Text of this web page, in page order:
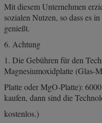
Mit diesem Unternehmen
sozialen Nutzen, so dass es
genießt.
6. Achtung
1. Die Gebühren für den
Magnesiumoxidplatte (Glas-
Platte oder MgO-Platte):
kaufen, dann sind die
kostenlos.)